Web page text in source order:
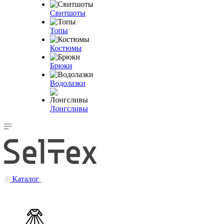
Свитшоты
Топы
Костюмы
Брюки
Водолазки
Лонгсливы
Каталог